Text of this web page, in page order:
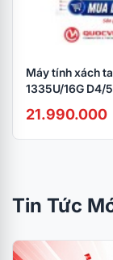
Máy tính xách
1335U/16G D4/
21.990.000
Tin Tức